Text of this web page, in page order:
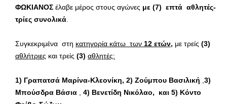
ΦΩΚΙΑΝΟΣ έλαβε μέρος στους αγώνες με (7) επτά αθλητές-
τρίες συνολικά.
Συγκεκριμένα στη κατηγορία κάτω των 12 ετών, με τρείς (3)
αθλήτριες και τρείς (3) αθλητές:
1) Γραπατσά Μαρίνα-Κλεονίκη, 2) Ζούμπου Βασιλική ,3)
Μπούσδρα Βάσια , 4) Βενετίδη Νικόλαο, και 5) Κόντο